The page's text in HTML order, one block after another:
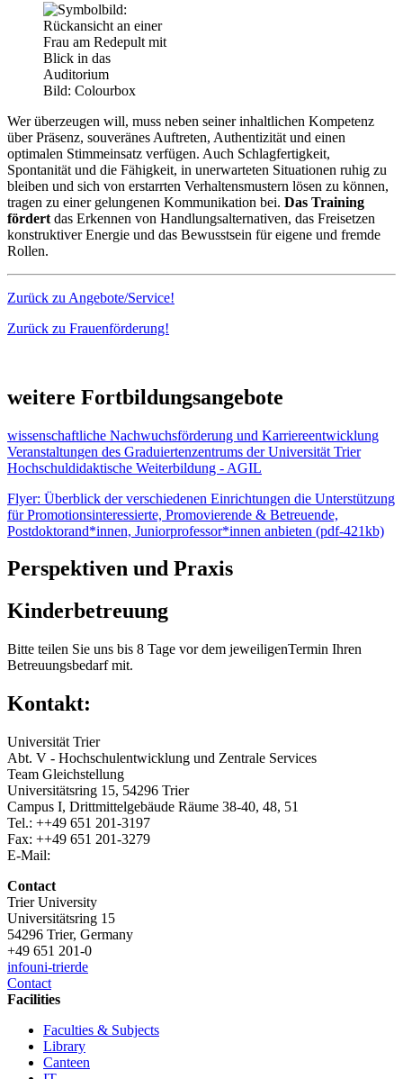
Bild: Colourbox
Wer überzeugen will, muss neben seiner inhaltlichen Kompetenz
über Präsenz, souveränes Auftreten, Authentizität und einen
optimalen Stimmeinsatz verfügen. Auch Schlagfertigkeit,
Spontanität und die Fähigkeit, in unerwarteten Situationen ruhig zu
bleiben und sich von erstarrten Verhaltensmustern lösen zu können,
tragen zu einer gelungenen Kommunikation bei. Das Training
fördert das Erkennen von Handlungsalternativen, das Freisetzen
konstruktiver Energie und das Bewusstsein für eigene und fremde
Rollen.
Zurück zu Angebote/Service!
Zurück zu Frauenförderung!
weitere Fortbildungsangebote
wissenschaftliche Nachwuchsförderung und Karriereentwicklung
Veranstaltungen des Graduiertenzentrums der Universität Trier
Hochschuldidaktische Weiterbildung - AGIL
Flyer: Überblick der verschiedenen Einrichtungen die Unterstützung
für Promotionsinteressierte, Promovierende & Betreuende,
Postdoktorand*innen, Juniorprofessor*innen anbieten (pdf-421kb)
Perspektiven und Praxis
Kinderbetreuung
Bitte teilen Sie uns bis 8 Tage vor dem jeweiligenTermin Ihren
Betreuungsbedarf mit.
Kontakt:
Universität Trier
Abt. V - Hochschulentwicklung und Zentrale Services
Team Gleichstellung
Universitätsring 15, 54296 Trier
Campus I, Drittmittelgebäude Räume 38-40, 48, 51
Tel.: ++49 651 201-3197
Fax: ++49 651 201-3279
E-Mail:
Contact
Trier University
Universitätsring 15
54296 Trier, Germany
+49 651 201-0
infouni-trierde
Contact
Facilities
Faculties & Subjects
Library
Canteen